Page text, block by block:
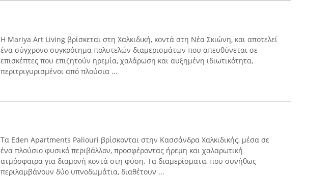
Η Mariya Art Living βρίσκεται στη Χαλκιδική, κοντά στη Νέα Σκιώνη, και αποτελεί
ένα σύγχρονο συγκρότημα πολυτελών διαμερισμάτων που απευθύνεται σε
επισκέπτες που επιζητούν ηρεμία, χαλάρωση και αυξημένη ιδιωτικότητα,
περιτριγυρισμένοι από πλούσια ...
Τα Eden Apartments Paliouri βρίσκονται στην Κασσάνδρα Χαλκιδικής, μέσα σε
ένα πλούσιο φυσικό περιβάλλον, προσφέροντας ήρεμη και χαλαρωτική
ατμόσφαιρα για διαμονή κοντά στη φύση. Τα διαμερίσματα, που συνήθως
περιλαμβάνουν δύο υπνοδωμάτια, διαθέτουν ...